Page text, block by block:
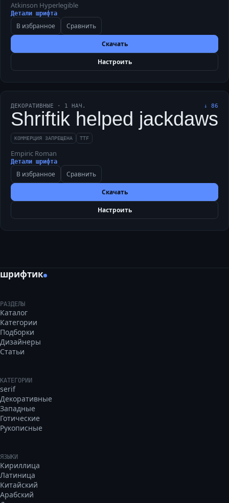
Atkinson Hyperlegible
Детали шрифта
В избранное Сравнить
Скачать
Настроить
ДЕКОРАТИВНЫЕ · 1 НАЧ. ↓ 86
Shriftik helped jackdaws
КОММЕРЦИЯ ЗАПРЕЩЕНА TTF
Empiric Roman
Детали шрифта
В избранное Сравнить
Скачать
Настроить
шрифтик
РАЗДЕЛЫ
Каталог
Категории
Подборки
Дизайнеры
Статьи
КАТЕГОРИИ
serif
Декоративные
Западные
Готические
Рукописные
ЯЗЫКИ
Кириллица
Латиница
Китайский
Арабский